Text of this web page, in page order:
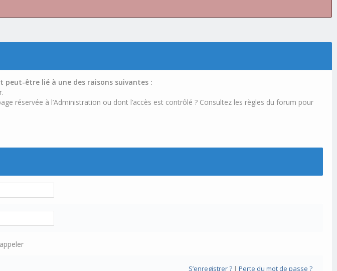
peut-être lié à une des raisons suivantes :
réservée à l’Administration ou dont l’accès est contrôlé ? Consultez les règles du forum pour
S’enregistrer ?| Perte du mot de passe ?